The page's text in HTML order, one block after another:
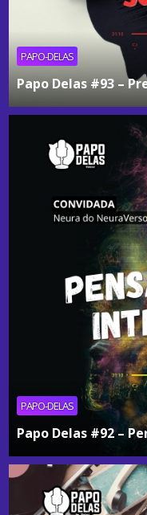
PAPO-DELAS
Papo Delas #93 –
PAPO-DELAS
Papo Delas #92 –